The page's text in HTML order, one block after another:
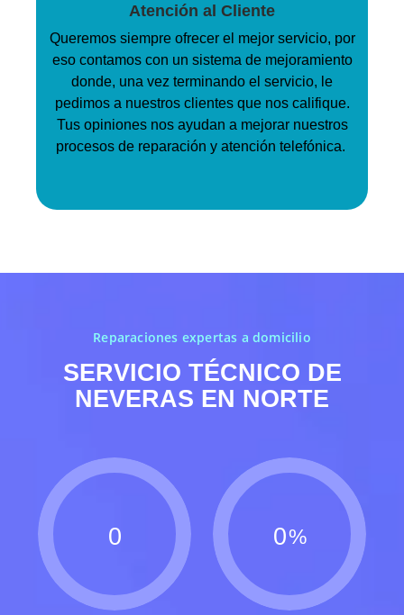
Atención al Cliente
Queremos siempre ofrecer el mejor servicio, por
eso contamos con un sistema de mejoramiento
donde, una vez terminando el servicio, le
pedimos a nuestros clientes que nos califique.
Tus opiniones nos ayudan a mejorar nuestros
procesos de reparación y atención telefónica.
Reparaciones expertas a domicilio
SERVICIO TÉCNICO DE
NEVERAS EN NORTE
0 0%